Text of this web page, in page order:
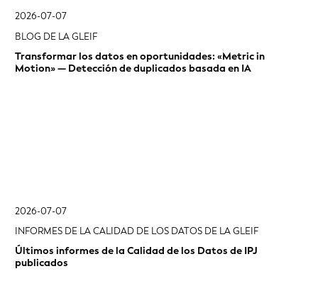
2026-07-07
BLOG DE LA GLEIF
Transformar los datos en oportunidades: «Metric in
Motion» — Detección de duplicados basada en IA
2026-07-07
INFORMES DE LA CALIDAD DE LOS DATOS DE LA GLEIF
Últimos informes de la Calidad de los Datos de IPJ
publicados